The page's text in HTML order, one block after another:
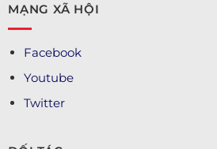
MẠNG XÃ HỘI
Facebook
Youtube
Twitter